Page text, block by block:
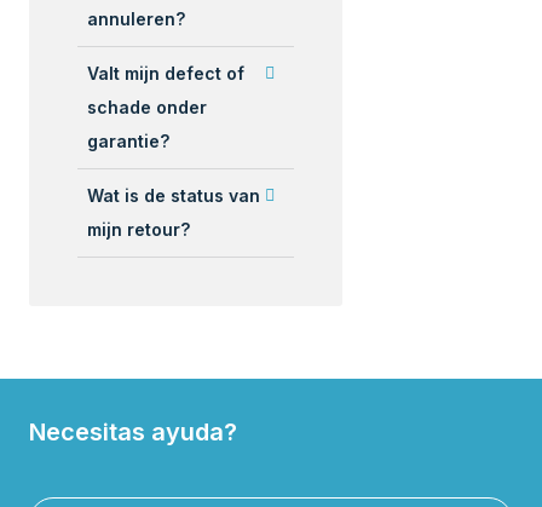
annuleren?
Valt mijn defect of
schade onder
garantie?
Wat is de status van
mijn retour?
Necesitas ayuda?